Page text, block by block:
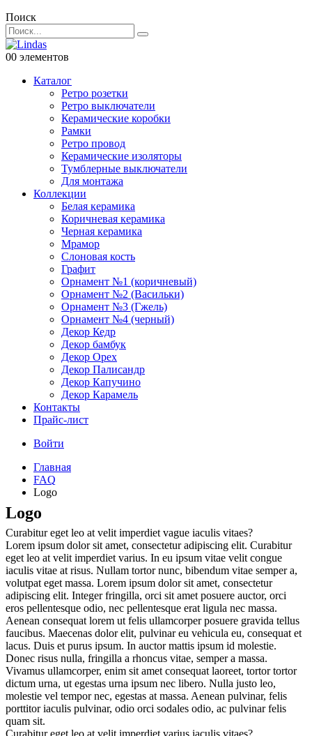
Поиск
00 элементов
Каталог
Ретро розетки
Ретро выключатели
Керамические коробки
Рамки
Ретро провод
Керамические изоляторы
Тумблерные выключатели
Для монтажа
Коллекции
Белая керамика
Коричневая керамика
Черная керамика
Мрамор
Слоновая кость
Графит
Орнамент №1 (коричневый)
Орнамент №2 (Васильки)
Орнамент №3 (Гжель)
Орнамент №4 (черный)
Декор Кедр
Декор бамбук
Декор Орех
Декор Палисандр
Декор Капучино
Декор Карамель
Контакты
Прайс-лист
Войти
Главная
FAQ
Logo
Logo
Curabitur eget leo at velit imperdiet vague iaculis vitaes?
Lorem ipsum dolor sit amet, consectetur adipiscing elit. Curabitur
eget leo at velit imperdiet varius. In eu ipsum vitae velit congue
iaculis vitae at risus. Nullam tortor nunc, bibendum vitae semper a,
volutpat eget massa. Lorem ipsum dolor sit amet, consectetur
adipiscing elit. Integer fringilla, orci sit amet posuere auctor, orci
eros pellentesque odio, nec pellentesque erat ligula nec massa.
Aenean consequat lorem ut felis ullamcorper posuere gravida tellus
faucibus. Maecenas dolor elit, pulvinar eu vehicula eu, consequat et
lacus. Duis et purus ipsum. In auctor mattis ipsum id molestie.
Donec risus nulla, fringilla a rhoncus vitae, semper a massa.
Vivamus ullamcorper, enim sit amet consequat laoreet, tortor tortor
dictum urna, ut egestas urna ipsum nec libero. Nulla justo leo,
molestie vel tempor nec, egestas at massa. Aenean pulvinar, felis
porttitor iaculis pulvinar, odio orci sodales odio, ac pulvinar felis
quam sit.
Curabitur eget leo at velit imperdiet varius iaculis vitaes?